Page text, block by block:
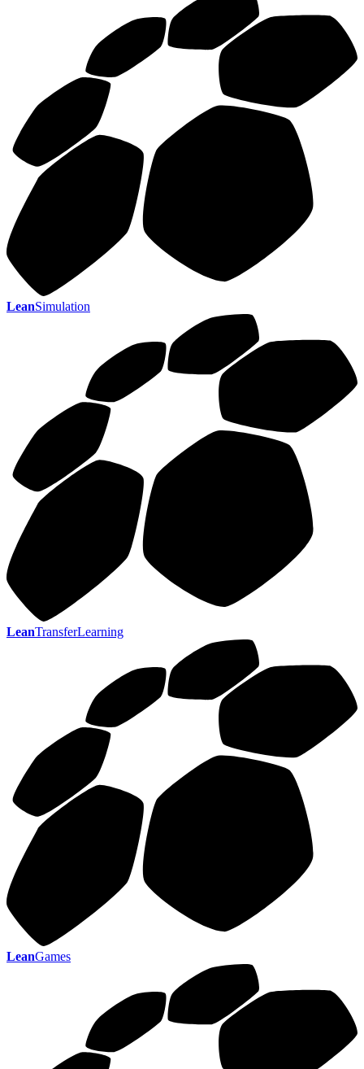
LeanSimulation
LeanTransferLearning
LeanGames